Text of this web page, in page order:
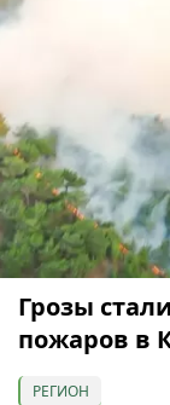
Грозы
пожаров в
РЕГИОН